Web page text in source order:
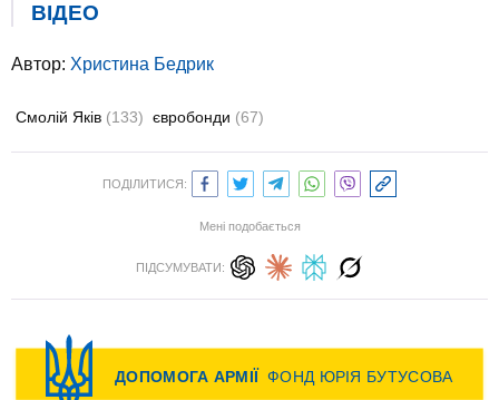
ВIДЕО
Автор: Христина Бедрик
Смолій Яків (133) євробонди (67)
ПОДІЛИТИСЯ:
Мені подобається
ПІДСУМУВАТИ: